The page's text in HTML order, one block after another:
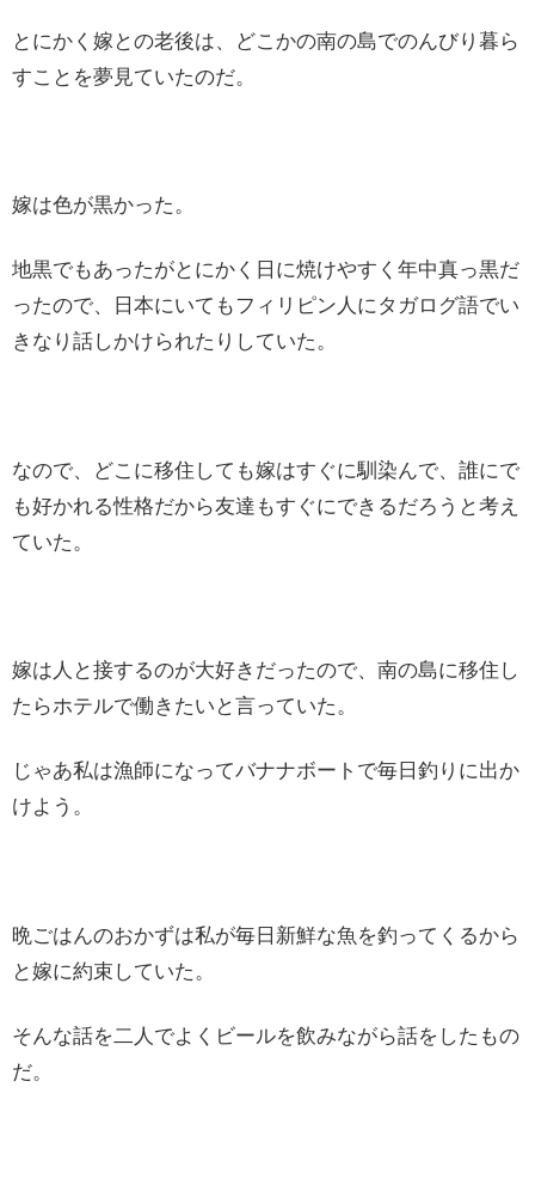
とにかく嫁との老後は、どこかの南の島でのんびり暮ら
すことを夢見ていたのだ。
嫁は色が黒かった。
地黒でもあったがとにかく日に焼けやすく年中真っ黒だ
ったので、日本にいてもフィリピン人にタガログ語でい
きなり話しかけられたりしていた。
なので、どこに移住しても嫁はすぐに馴染んで、誰にで
も好かれる性格だから友達もすぐにできるだろうと考え
ていた。
嫁は人と接するのが大好きだったので、南の島に移住し
たらホテルで働きたいと言っていた。
じゃあ私は漁師になってバナナボートで毎日釣りに出か
けよう。
晩ごはんのおかずは私が毎日新鮮な魚を釣ってくるから
と嫁に約束していた。
そんな話を二人でよくビールを飲みながら話をしたもの
だ。